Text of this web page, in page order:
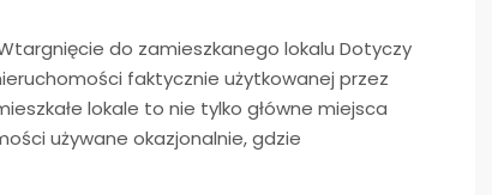
do zamieszkanego lokalu Dotyczy
faktycznie użytkowanej przez
lokale to nie tylko główne miejsca
używane okazjonalnie, gdzie